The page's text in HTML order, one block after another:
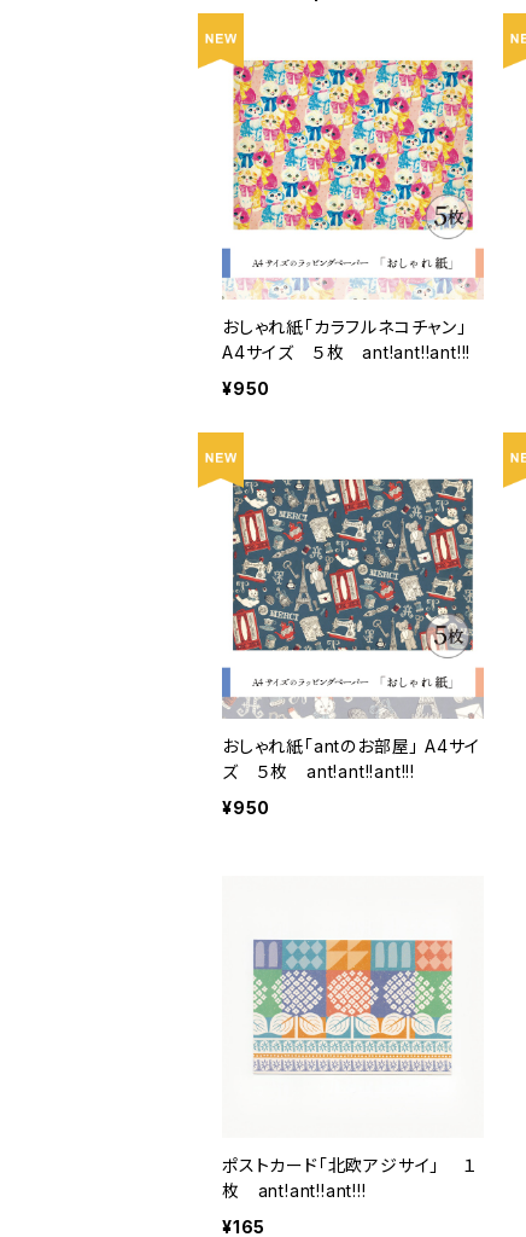
おしゃれ紙「カラフルネコチャン」
A4サイズ ５枚 ant!ant!!ant!!!
¥950
おしゃれ紙「antのお部屋」 A4サイ
ズ ５枚 ant!ant!!ant!!!
¥950
ポストカード「北欧アジサイ」 １
枚 ant!ant!!ant!!!
¥165